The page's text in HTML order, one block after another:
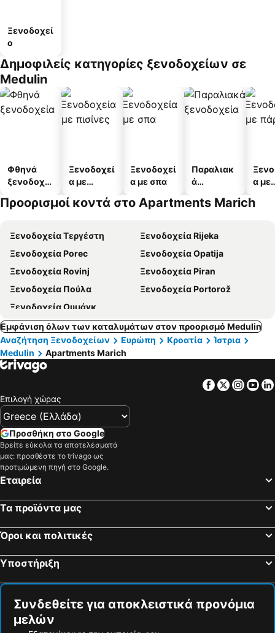
Ξενοδοχεί
ο
Δημοφιλείς κατηγορίες ξενοδοχείων σε
Medulin
Φθηνά
ξενοδοχεί
Ξενοδοχεί
α με
Ξενοδοχεί
α με σπα
Παραλιακ
ά
α
α με
Προορισμοί κοντά στο Apartments Marich
Ξενοδοχεία Τεργέστη
Ξενοδοχεία Rijeka
Ξενοδοχεία Porec
Ξενοδοχεία Opatija
Ξενοδοχεία Rovinj
Ξενοδοχεία Piran
Ξενοδοχεία Πούλα
Ξενοδοχεία Portorož
Ξενοδοχεία Ουμάγκ
Εμφάνιση όλων των καταλυμάτων στον προορισμό Medulin
Αναζήτηση Ξενοδοχείων
Ευρώπη Κροατία
Ίστρια
Medulin
Apartments Marich
Facebook
Twitter
Επιλογή χώρας
Προσθήκη στο Google
Βρείτε εύκολα τα αποτελέσματά
μας: προσθέστε το trivago ως
προτιμώμενη πηγή στο Google.
Εταιρεία
Τα προϊόντα μας
Όροι και πολιτικές
Υποστήριξη
Συνδεθείτε για αποκλειστικά προνόμια
μελών